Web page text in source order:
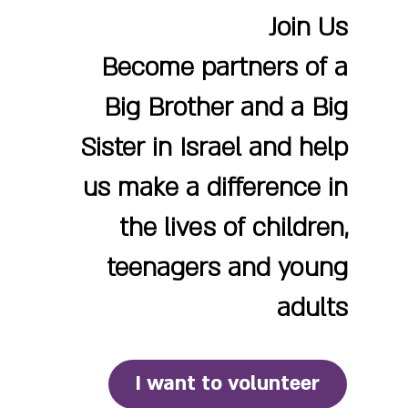
Join Us
Become partners of a
Big Brother and a Big
Sister in Israel and help
us make a difference in
the lives of children,
teenagers and young
adults
I want to volunteer